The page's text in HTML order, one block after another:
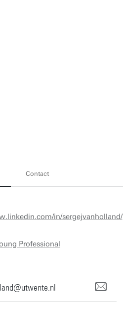
Contact
in/sergejvanholland/
Professional